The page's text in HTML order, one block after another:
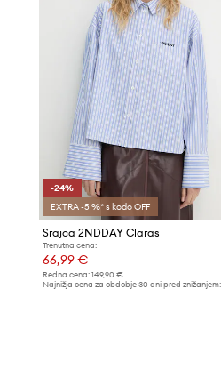
-24%
EXTRA -5 %* s kodo OFF
Srajca 2NDDAY Claras
Trenutna cena:
66,99 €
Redna cena: 149,90 €
Najnižja cena za obdobje 30 dni pred znižanjem: